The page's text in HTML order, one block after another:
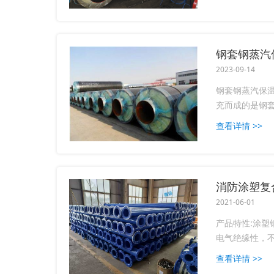
钢套钢蒸
2023-09-14
钢套钢蒸汽保
充而成的是钢
查看详情 >>
消防涂塑
2021-06-01
产品特性:涂塑
电气绝缘性，
查看详情 >>